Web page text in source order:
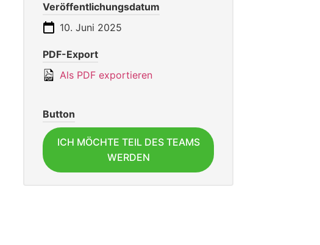
Veröffentlichungsdatum
10. Juni 2025
PDF-Export
Als PDF exportieren
Button
ICH MÖCHTE TEIL DES TEAMS
WERDEN